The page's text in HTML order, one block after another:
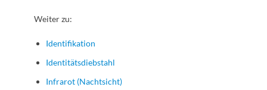
Weiter zu:
Identifikation
Identitätsdiebstahl
Infrarot (Nachtsicht)